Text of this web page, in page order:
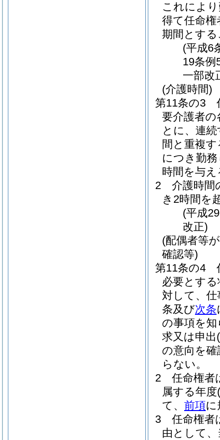
これによ
得て任命
期間とす
(平成6
19条例
一部改
(介護時間)
第11条の3
要介護者
とに、連
間と重複
につき勤
時間を与
2
介護時間
き2時間を
(平成
改正)
(配偶者等
確認等)
第11条の4
必要とす
対して、
条及び次条
の事項を
求又は申出(
の意向を
らない。
2
任命権者
属する年度
て、 前項
3
任命権者
由として